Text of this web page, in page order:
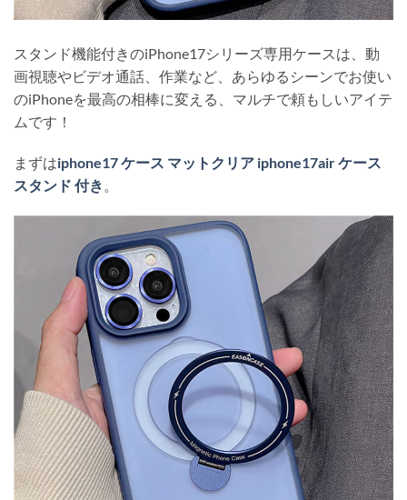
スタンド機能付きのiPhone17シリーズ専用ケースは、動
画視聴やビデオ通話、作業など、あらゆるシーンでお使い
のiPhoneを最高の相棒に変える、マルチで頼もしいアイテ
ムです！
まずはiphone17 ケース マットクリア iphone17air ケース
スタンド 付き 。